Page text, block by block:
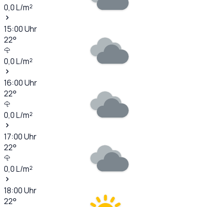
0,0L/m²
15:00Uhr
22°
0,0L/m²
16:00Uhr
22°
0,0L/m²
17:00Uhr
22°
0,0L/m²
18:00Uhr
22°